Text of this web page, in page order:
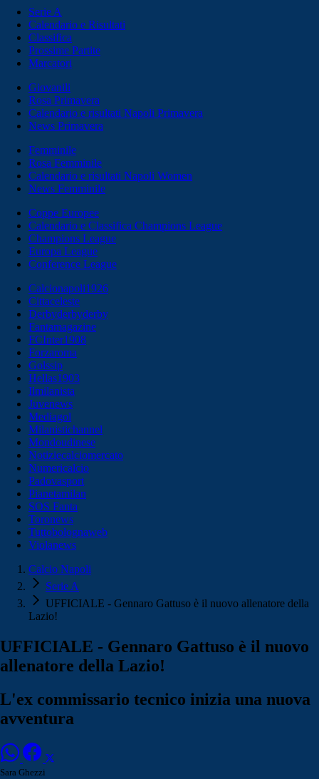
Serie A
Calendario e Risultati
Classifica
Prossime Partite
Marcatori
Giovanili
Rosa Primavera
Calendario e risultati Napoli Primavera
News Primavera
Femminile
Rosa Femminile
Calendario e risultati Napoli Women
News Femminile
Coppe Europee
Calendario e Classifica Champions League
Champions League
Europa League
Conference League
Calcionapoli1926
Cittaceleste
Derbyderbyderby
Fantamagazine
FCInter1908
Forzaroma
Golssip
Hellas1903
Ilmilanista
Juvenews
Mediagol
Milanistichannel
Mondoudinese
Notiziecalciomercato
Numericalcio
Padovasport
Pianetamilan
SOS Fanta
Toronews
Tuttobolognaweb
Violanews
Calcio Napoli
Serie A
UFFICIALE - Gennaro Gattuso è il nuovo allenatore della
Lazio!
UFFICIALE - Gennaro Gattuso è il nuovo
allenatore della Lazio!
L'ex commissario tecnico inizia una nuova
avventura
Sara Ghezzi